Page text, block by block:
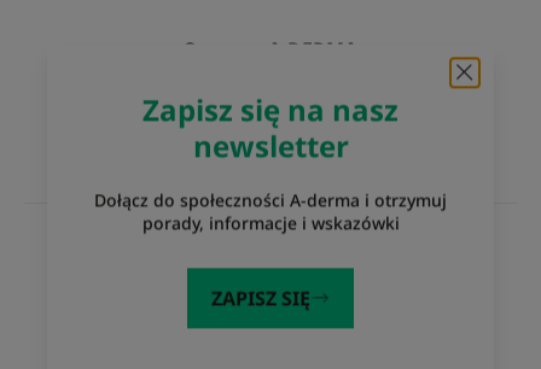
Zapisz się na nasz
newsletter
Dołącz do społeczności A-derma i otrzymuj
porady, informacje i wskazówki
ZAPISZ SIĘ
O marce A-DERMA
Najczęściej zadawane pytania Kontakt
Eczema FoundationLaboratoria Pierre Fabre
Dermaweb